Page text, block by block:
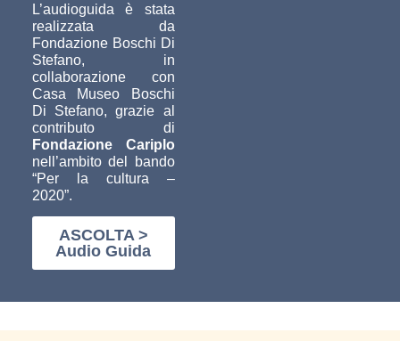
L’audioguida è stata
realizzata da
Fondazione Boschi Di
Stefano, in
collaborazione con
Casa Museo Boschi
Di Stefano, grazie al
contributo di
Fondazione Cariplo
nell’ambito del bando
“Per la cultura –
2020”.
ASCOLTA >
Audio Guida